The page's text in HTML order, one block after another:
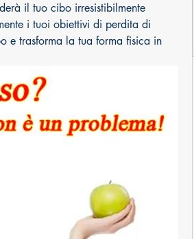
il tuo cibo irresistibilmente
i tuoi obiettivi di perdita di
e trasforma la tua forma fisica in